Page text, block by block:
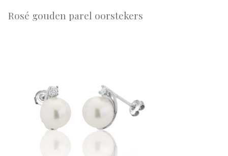
Rosé gouden parel oorstekers